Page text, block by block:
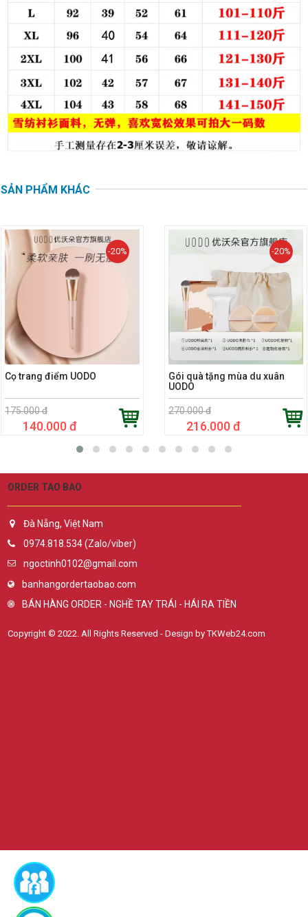
SẢN PHẨM KHÁC
-20%
Cọ trang điểm UODO
175.000 đ
140.000 đ
-20%
Gói quà tặng mùa du xuân
UODO
270.000 đ
216.000 đ
ORDER TAO BAO
Đà Nẵng, Việt Nam
0974.818.534 (Zalo/viber)
ngoctinh0102@gmail.com
banhangordertaobao.com
BÁN HÀNG ORDER - NGHỀ TAY TRÁI - HÁI RA TIỀN
Copyright © 2022. All Rights Reserved - Design by TKWeb24.com